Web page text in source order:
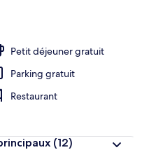
Petit déjeuner gratuit
Parking gratuit
Restaurant
(12)